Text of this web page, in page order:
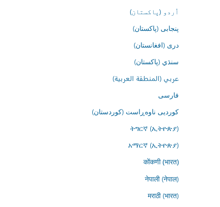
اُردو (پاکستان)
پنجابی (پاکستان)
درى (افغانستان)
سنڌي (پاکستان)
عربي (المنطقة العربية)
فارسى
کوردیی ناوەڕاست (کوردستان)
ትግርኛ (ኢትዮጵያ)
አማርኛ (ኢትዮጵያ)
कोंकणी (भारत)
नेपाली (नेपाल)
मराठी (भारत)